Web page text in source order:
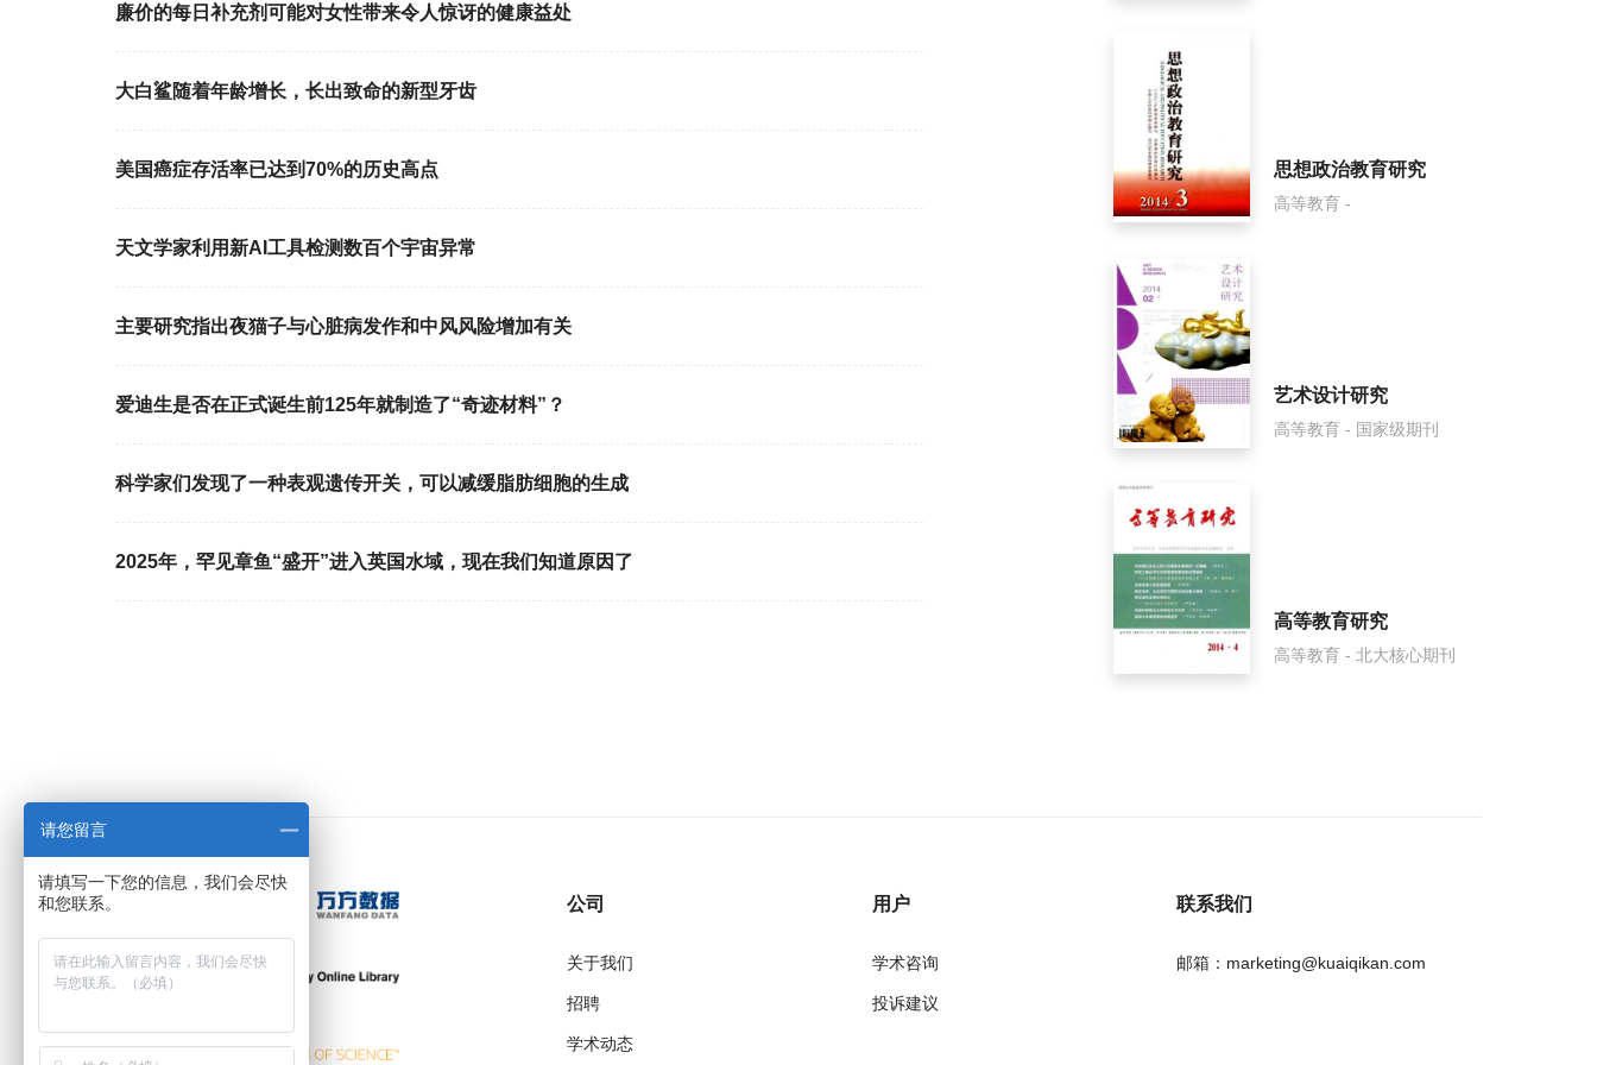
廉价的每日补充剂可能对女性带来令人惊讶的健康益处
大白鲨随着年龄增长，长出致命的新型牙齿
美国癌症存活率已达到70%的历史高点
天文学家利用新AI工具检测数百个宇宙异常
主要研究指出夜猫子与心脏病发作和中风风险增加有关
爱迪生是否在正式诞生前125年就制造了“奇迹材料”？
科学家们发现了一种表观遗传开关，可以减缓脂肪细胞的生成
2025年，罕见章鱼“盛开”进入英国水域，现在我们知道原因了
思想政治教育研究
高等教育 -
艺术设计研究
高等教育 - 国家级期刊
高等教育研究
高等教育 - 北大核心期刊
公司
关于我们
招聘
学术动态
用户
学术咨询
投诉建议
联系我们
邮箱：marketing@kuaiqikan.com
请您留言
请填写一下您的信息，我们会尽快
和您联系。